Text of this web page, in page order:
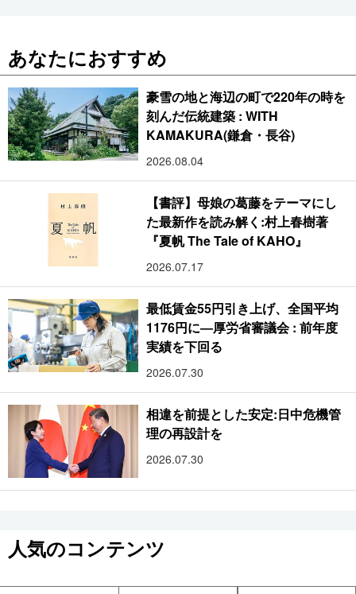
あなたにおすすめ
豪雪の地と海辺の町で220年の時を
刻んだ伝統建築 : WITH
KAMAKURA(鎌倉・長谷)
2026.08.04
【書評】母娘の葛藤をテーマにし
た最新作を読み解く:村上春樹著
『夏帆 The Tale of KAHO』
2026.07.17
最低賃金55円引き上げ、全国平均
1176円に―厚労省審議会 : 前年度
実績を下回る
2026.07.30
相違を前提とした安定:日中危機管
理の再設計を
2026.07.30
人気のコンテンツ